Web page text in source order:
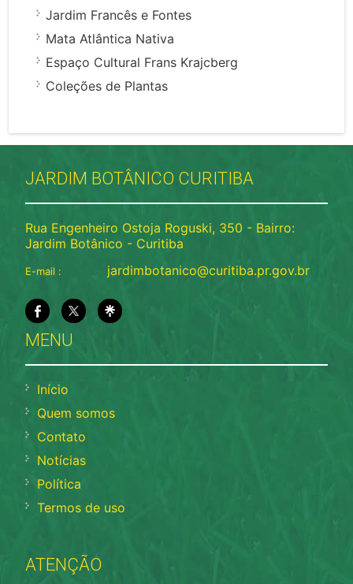
Jardim Francês e Fontes
Mata Atlântica Nativa
Espaço Cultural Frans Krajcberg
Coleções de Plantas
JARDIM BOTÂNICO CURITIBA
Rua Engenheiro Ostoja Roguski, 350 - Bairro:
Jardim Botânico - Curitiba
E-mail : jardimbotanico@curitiba.pr.gov.br
MENU
Início
Quem somos
Contato
Notícias
Política
Termos de uso
ATENÇÃO